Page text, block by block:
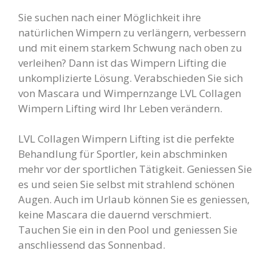
Sie suchen nach einer Möglichkeit ihre
natürlichen Wimpern zu verlängern, verbessern
und mit einem starkem Schwung nach oben zu
verleihen? Dann ist das Wimpern Lifting die
unkomplizierte Lösung. Verabschieden Sie sich
von Mascara und Wimpernzange LVL Collagen
Wimpern Lifting wird Ihr Leben verändern.
LVL Collagen Wimpern Lifting ist die perfekte
Behandlung für Sportler, kein abschminken
mehr vor der sportlichen Tätigkeit. Geniessen Sie
es und seien Sie selbst mit strahlend schönen
Augen. Auch im Urlaub können Sie es geniessen,
keine Mascara die dauernd verschmiert.
Tauchen Sie ein in den Pool und geniessen Sie
anschliessend das Sonnenbad.